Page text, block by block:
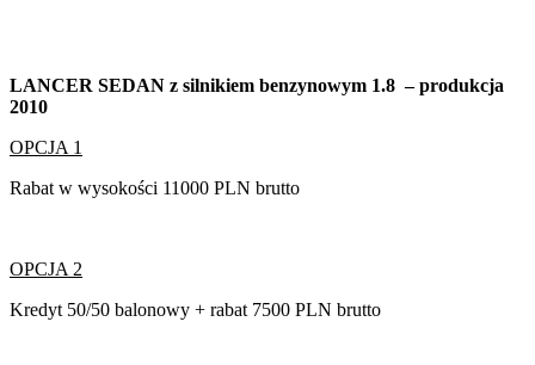
LANCER SEDAN z silnikiem benzynowym 1.8 – produkcja
2010
OPCJA 1
Rabat w wysokości 11000 PLN brutto
OPCJA 2
Kredyt 50/50 balonowy + rabat 7500 PLN brutto